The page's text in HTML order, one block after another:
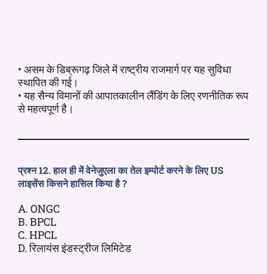
• असम के डिब्रूगढ़ जिले में राष्ट्रीय राजमार्ग पर यह सुविधा
स्थापित की गई।
• यह सैन्य विमानों की आपातकालीन लैंडिंग के लिए रणनीतिक रूप
से महत्वपूर्ण है।
प्रश्न 12. हाल ही में वेनेजुएला का तेल इम्पोर्ट करने के लिए US
लाइसेंस किसने हासिल किया है ?
A. ONGC
B. BPCL
C. HPCL
D. रिलायंस इंडस्ट्रीज लिमिटेड